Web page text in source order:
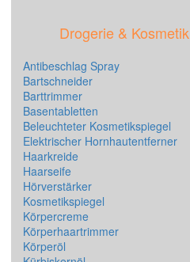
Drogerie & Kosmetik
Antibeschlag Spray
Bartschneider
Barttrimmer
Basentabletten
Beleuchteter Kosmetikspiegel
Elektrischer Hornhautentferner
Haarkreide
Haarseife
Hörverstärker
Kosmetikspiegel
Körpercreme
Körperhaartrimmer
Körperöl